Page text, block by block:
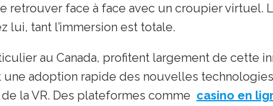
retrouver face à face avec un croupier virtuel.
lui, tant l’immersion est totale.
au Canada, profitent largement de cette
une adoption rapide des nouvelles
la VR. Des plateformes comme casino en